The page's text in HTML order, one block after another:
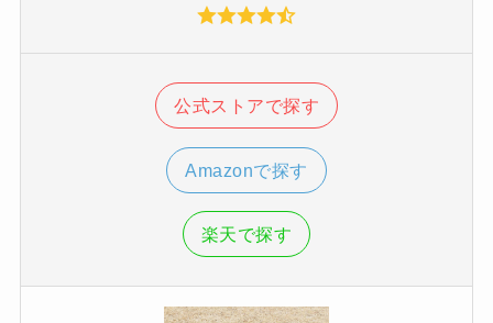
公式ストアで探す
Amazonで探す
楽天で探す